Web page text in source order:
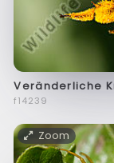
Veränderliche
f14239
Zoom